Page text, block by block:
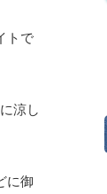
トで
涼し
に御